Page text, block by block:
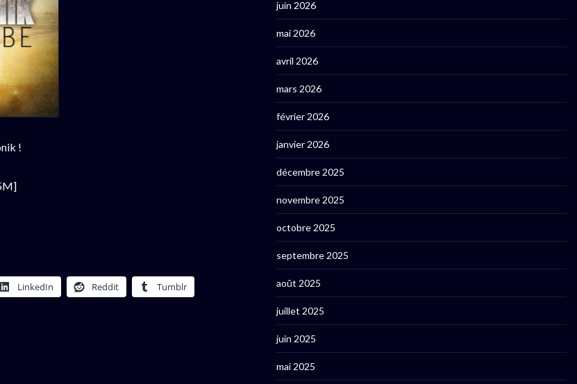
!
LinkedIn Reddit Tumblr
juin 2026
mai 2026
avril 2026
mars 2026
février 2026
janvier 2026
décembre 2025
novembre 2025
octobre 2025
septembre 2025
août 2025
juillet 2025
juin 2025
mai 2025